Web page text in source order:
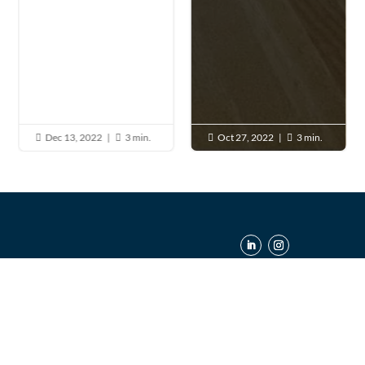
 Dec 13, 2022 |  3 min.  Oct 27, 2022 |  3 min.